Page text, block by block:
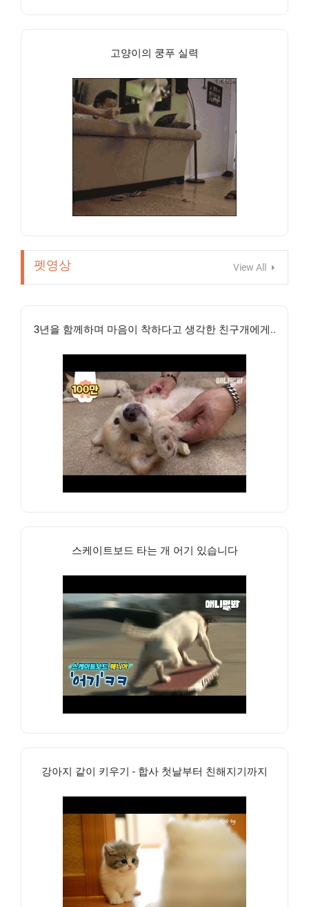
고양이의 쿵푸 실력
펫영상 View All
3년을 함께하며 마음이 착하다고 생각한 친구개에게..
스케이트보드 타는 개 어기 있습니다
강아지 같이 키우기 - 합사 첫날부터 친해지기까지